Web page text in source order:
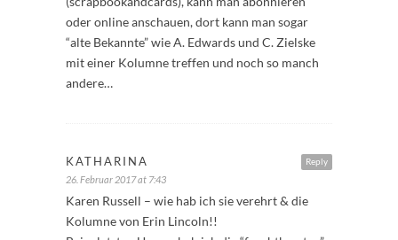
oder online anschauen, dort kann man sogar
“alte Bekannte” wie A. Edwards und C. Zielske
mit einer Kolumne treffen und noch so manch
andere…
Reply
KATHARINA
26. Februar 2017 at 7:43
Karen Russell – wie hab ich sie verehrt & die
Kolumne von Erin Lincoln!!